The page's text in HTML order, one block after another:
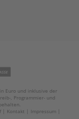
Euro und inklusive der
, Programmier- und
Kontakt
Impressum